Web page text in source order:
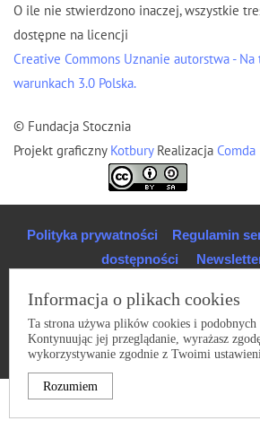
O ile nie stwierdzono inaczej, wszystkie
dostępne na licencji
Creative Commons Uznanie autorstwa - Na
warunkach 3.0 Polska.
© Fundacja Stocznia
Projekt graficzny Kotbury Realizacja Comda
Informacja o plikach cookies
Ta strona używa plików cookies i
Kontynuując jej przeglądanie, wyrażasz
wykorzystywanie zgodnie z Twoimi
Rozumiem
Polityka prywatności Regulamin
dostępności